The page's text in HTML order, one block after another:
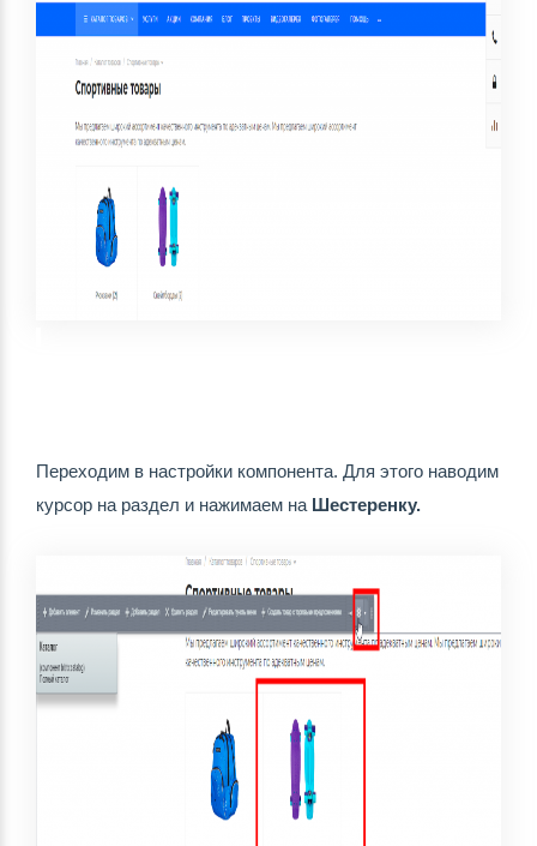
Переходим в настройки компонента. Для этого наводим
курсор на раздел и нажимаем на Шестеренку.